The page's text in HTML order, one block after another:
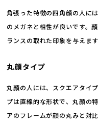
角張った特徴の四角顔の人に
のメガネと相性が良いです。
ランスの取れた印象を与えます
丸顔タイプ
丸顔の人には、スクエアタイ
プは直線的な形状で、丸顔の
アのフレームが顔の丸みと対